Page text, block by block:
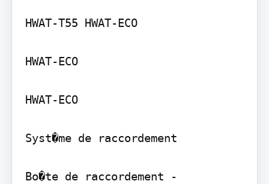
HWAT-T55 HWAT-ECO
HWAT-ECO
HWAT-ECO
Syst�me de raccordement
Bo�te de raccordement -